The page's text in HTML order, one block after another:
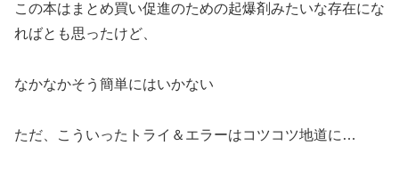
この本はまとめ買い促進のための起爆剤みたいな存在にな
ればとも思ったけど、
なかなかそう簡単にはいかない
ただ、こういったトライ＆エラーはコツコツ地道に…